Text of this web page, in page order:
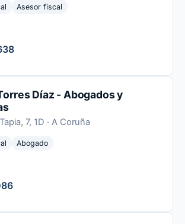
Asesor fiscal
Díaz - Abogados y
7, 1D · A Coruña
Abogado